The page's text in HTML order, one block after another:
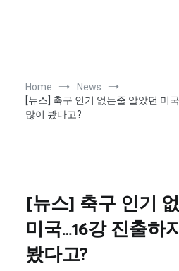
Home
News
[뉴스] 축구 인기 없는줄 알았던 미
많이 봤다고?
[뉴스] 축구 인기
미국…16강 진출하
봤다고?